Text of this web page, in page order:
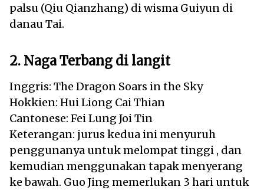
palsu (Qiu Qianzhang) di wisma Guiyun di
danau Tai.
2. Naga Terbang di langit
Inggris: The Dragon Soars in the Sky
Hokkien: Hui Liong Cai Thian
Cantonese: Fei Lung Joi Tin
Keterangan: jurus kedua ini menyuruh
penggunanya untuk melompat tinggi , dan
kemudian menggunakan tapak menyerang
ke bawah. Guo Jing memerlukan 3 hari untuk